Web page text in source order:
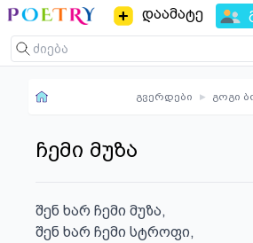
დაამატე
გვერდები ▸ გოგი
ჩემი მუზა
შენ ხარ ჩემი მუზა,
შენ ხარ ჩემი სტროფი,